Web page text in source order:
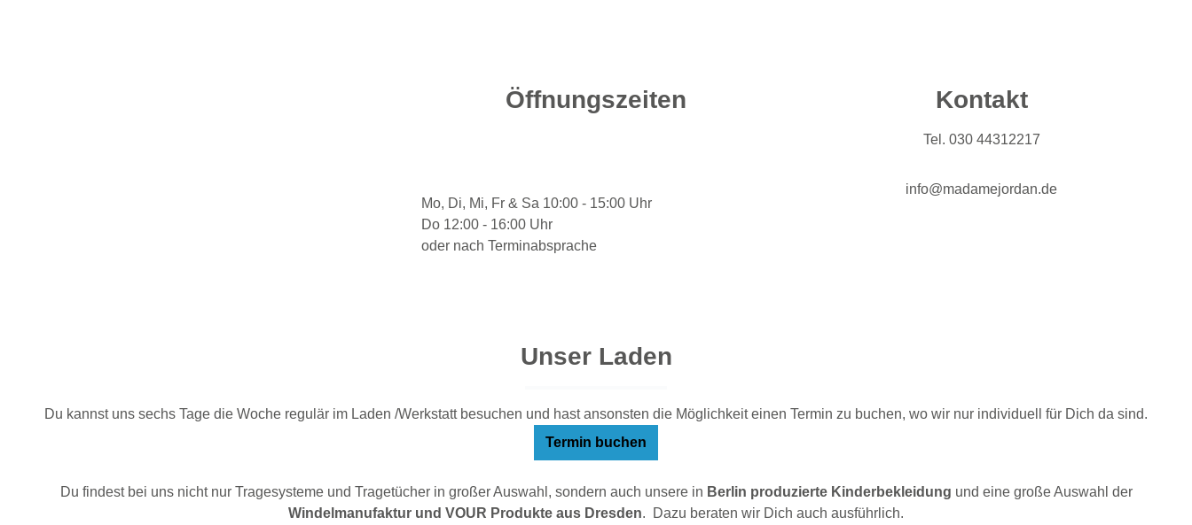
Öffnungszeiten
Mo, Di, Mi, Fr & Sa 10:00 - 15:00 Uhr
Do 12:00 - 16:00 Uhr
oder nach Terminabsprache
Kontakt
Tel. 030 44312217
info@madamejordan.de
Unser Laden
Du kannst uns sechs Tage die Woche regulär im Laden /Werkstatt besuchen und hast ansonsten die Möglichkeit einen Termin zu buchen, wo wir nur individuell für Dich da sind.
Termin buchen
Du findest bei uns nicht nur Tragesysteme und Tragetücher in großer Auswahl, sondern auch unsere in Berlin produzierte Kinderbekleidung und eine große Auswahl der
Windelmanufaktur und VOUR Produkte aus Dresden. Dazu beraten wir Dich auch ausführlich.